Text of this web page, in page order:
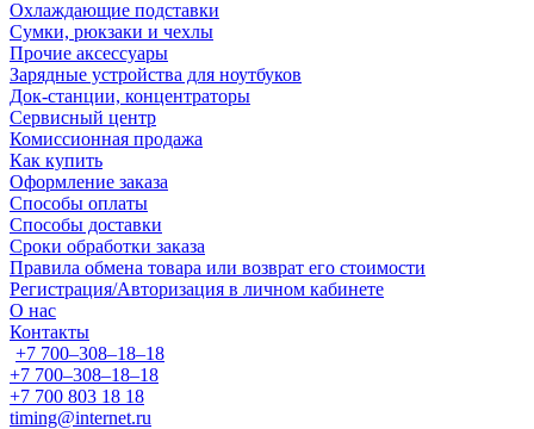
Охлаждающие подставки
Сумки, рюкзаки и чехлы
Прочие аксессуары
Зарядные устройства для ноутбуков
Док-станции, концентраторы
Сервисный центр
Комиссионная продажа
Как купить
Оформление заказа
Способы оплаты
Способы доставки
Сроки обработки заказа
Правила обмена товара или возврат его стоимости
Регистрация/Авторизация в личном кабинете
О нас
Контакты
+7 700‒308‒18‒18
+7 700‒308‒18‒18
+7 700 803 18 18
timing@internet.ru